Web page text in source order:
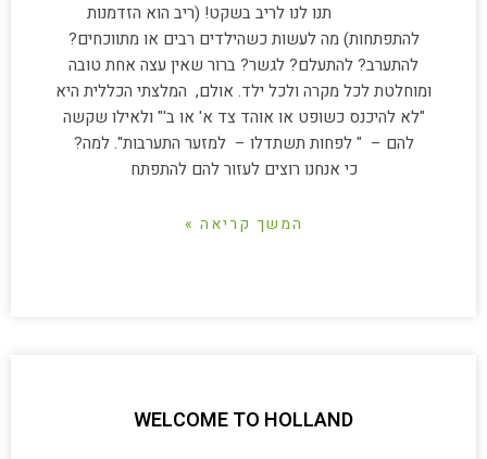
תנו לנו לריב בשקט! (ריב הוא הזדמנות
להתפתחות) מה לעשות כשהילדים רבים או מתווכחים?
להתערב? להתעלם? לגשר? ברור שאין עצה אחת טובה
ומוחלטת לכל מקרה ולכל ילד. אולם, המלצתי הכללית היא
"לא להיכנס כשופט או אוהד צד א' או ב'" ולאילו שקשה
להם – " לפחות תשתדלו – למזער התערבות". למה?
כי אנחנו רוצים לעזור להם להתפתח
המשך קריאה »
WELCOME TO HOLLAND